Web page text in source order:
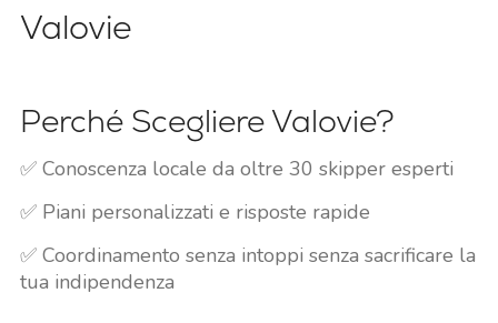
Valovie
Perché Scegliere Valovie?
✅ Conoscenza locale da oltre 30 skipper esperti
✅ Piani personalizzati e risposte rapide
✅ Coordinamento senza intoppi senza sacrificare la
tua indipendenza